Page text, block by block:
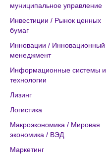
муниципальное управление
Инвестиции / Рынок ценных
бумаг
Инновации / Инновационный
менеджмент
Информационные системы и
технологии
Лизинг
Логистика
Макроэкономика / Мировая
экономика / ВЭД
Маркетинг